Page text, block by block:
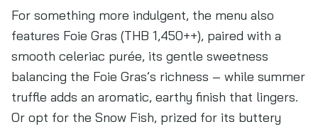
For something more indulgent, the menu also
features Foie Gras (THB 1,450++), paired with a
smooth celeriac purée, its gentle sweetness
balancing the Foie Gras’s richness – while summer
truffle adds an aromatic, earthy finish that lingers.
Or opt for the Snow Fish, prized for its buttery